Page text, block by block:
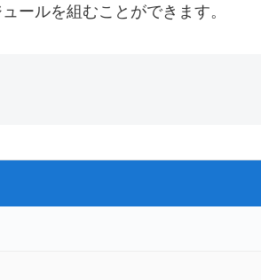
ールを組むことができます。